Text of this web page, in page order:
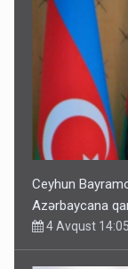
Ceyhun
Azərbaycana
4 Avqust 14:05